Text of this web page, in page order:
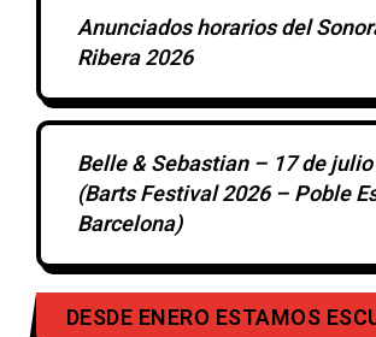
Anunciados horarios del
Ribera 2026
Belle & Sebastian – 17 de
(Barts Festival 2026 – Poble
Barcelona)
DESDE ENERO ESTAMOS